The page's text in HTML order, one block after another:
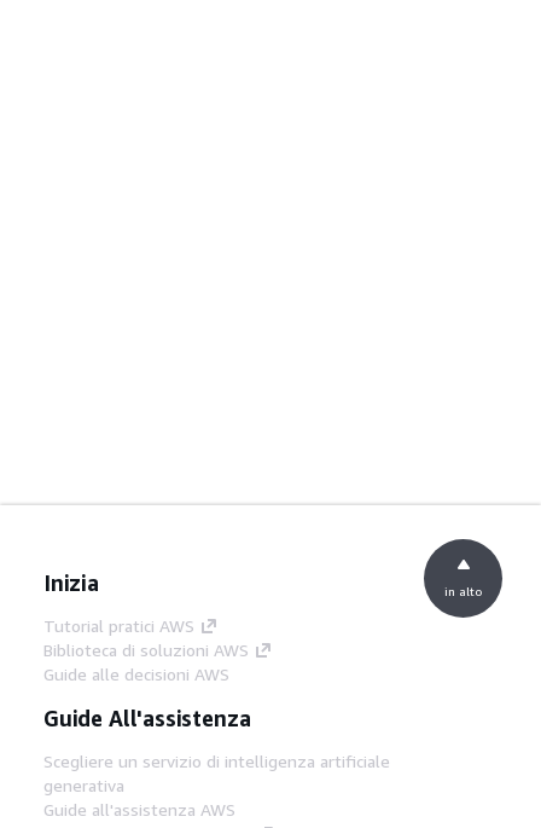
Inizia
Tutorial pratici AWS
Biblioteca di soluzioni AWS
Guide alle decisioni AWS
Guide All'assistenza
Scegliere un servizio di intelligenza artificiale
generativa
Guide all'assistenza AWS
in alto